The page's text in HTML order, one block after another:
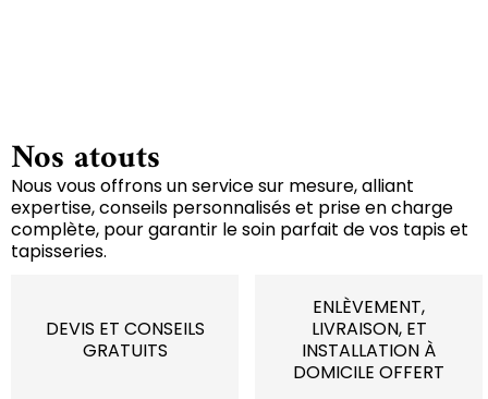
Nos atouts
Nous vous offrons un service sur mesure, alliant
expertise, conseils personnalisés et prise en charge
complète, pour garantir le soin parfait de vos tapis et
tapisseries.
DEVIS ET CONSEILS
GRATUITS
ENLÈVEMENT,
LIVRAISON, ET
INSTALLATION À
DOMICILE OFFERT